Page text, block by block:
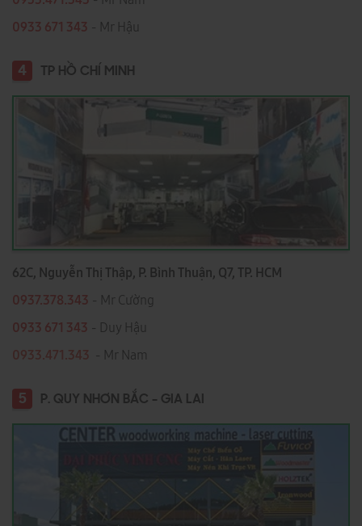
0933 671 343 - Mr Hậu
4 TP HỒ CHÍ MINH
62C, Nguyễn Thị Thập, P. Bình Thuận, Q7, TP. HCM
0937.378.343 - Mr Cường
0933 671 343 - Duy Hậu
0933.471.343 - Mr Nam
5 P. QUY NHƠN BẮC - GIA LAI